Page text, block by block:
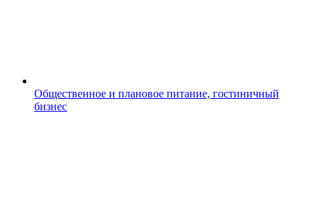
Общественное и плановое питание, гостиничный
бизнес